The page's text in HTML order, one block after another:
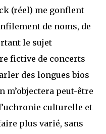
(réel) me gonflent
de noms, de
le sujet
fictive de concerts
des longues bios
m’objectera peut-être
culturelle et
plus varié, sans